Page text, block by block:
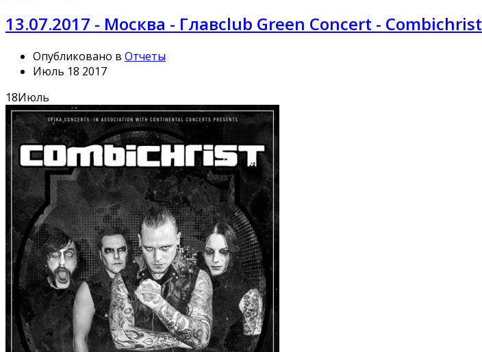
13.07.2017 - Москва - Главclub Green Concert - Combichrist
Опубликовано в Отчеты
Июль 18 2017
18Июль